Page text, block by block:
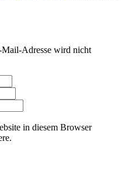
Adresse wird nicht
in diesem Browser